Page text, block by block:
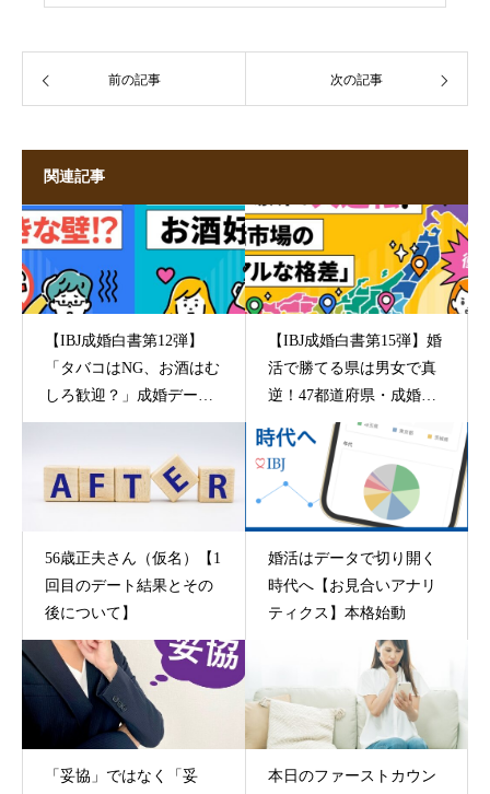
前の記事 次の記事
関連記事
【IBJ成婚白書第12弾】
「タバコはNG、お酒はむ
しろ歓迎？」成婚データ
が映す、嗜好品の本音
【IBJ成婚白書第15弾】婚
活で勝てる県は男女で真
逆！47都道府県・成婚デ
ータが映す“地域の素顔”
56歳正夫さん（仮名）【1
回目のデート結果とその
後について】
婚活はデータで切り開く
時代へ【お見合いアナリ
ティクス】本格始動
「妥協」ではなく「妥
本日のファーストカウン